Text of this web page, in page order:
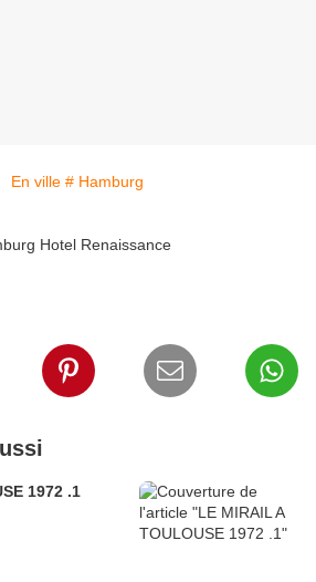
Hotel Renaissance
1972 .1